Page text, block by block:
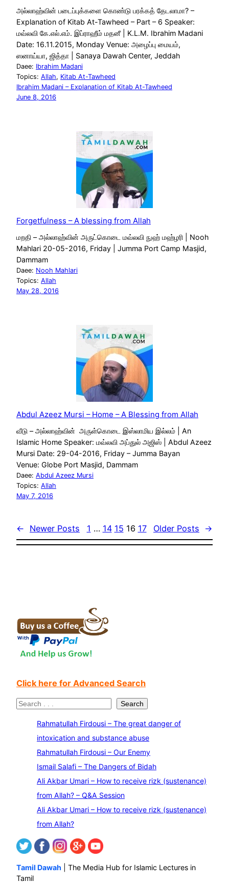
அல்லாஹ்வின் படைப்புக்களை கொண்டு பரக்கத் தேடலாமா? –
Explanation of Kitab At-Tawheed – Part – 6 Speaker:
மவ்லவி கே.எல்.எம். இப்ராஹீம் மதனீ | K.L.M. Ibrahim Madani
Date: 16.11.2015, Monday Venue: அழைப்பு மையம்,
ஸனாய்யா, ஜித்தா | Sanaya Dawah Center, Jeddah
Daee: Ibrahim Madani
Topics: Allah, Kitab At-Tawheed
Ibrahim Madani – Explanation of Kitab At-Tawheed
June 8, 2016
Forgetfulness – A blessing from Allah
மறதி – அல்லாஹ்வின் அருட்கொடை மவ்லவி நுஹ் மஹ்ழரி | Nooh
Mahlari 20-05-2016, Friday | Jumma Port Camp Masjid,
Dammam
Daee: Nooh Mahlari
Topics: Allah
May 28, 2016
Abdul Azeez Mursi – Home – A Blessing from Allah
வீடு – அல்லாஹ்வின் அருள்கொடை இஸ்லாமிய இல்லம் | An
Islamic Home Speaker: மவ்லவி அப்துல் அஜிஸ் | Abdul Azeez
Mursi Date: 29-04-2016, Friday – Jumma Bayan
Venue: Globe Port Masjid, Dammam
Daee: Abdul Azeez Mursi
Topics: Allah
May 7, 2016
← Newer Posts 1 … 14 15 16 17 Older Posts →
Click here for Advanced Search
S
Search
Rahmatullah Firdousi – The great danger of
intoxication and substance abuse
Rahmatullah Firdousi – Our Enemy
Ismail Salafi – The Dangers of Bidah
Ali Akbar Umari – How to receive rizk (sustenance)
from Allah? – Q&A Session
Ali Akbar Umari – How to receive rizk (sustenance)
from Allah?
Tamil Dawah | The Media Hub for Islamic Lectures in
Tamil